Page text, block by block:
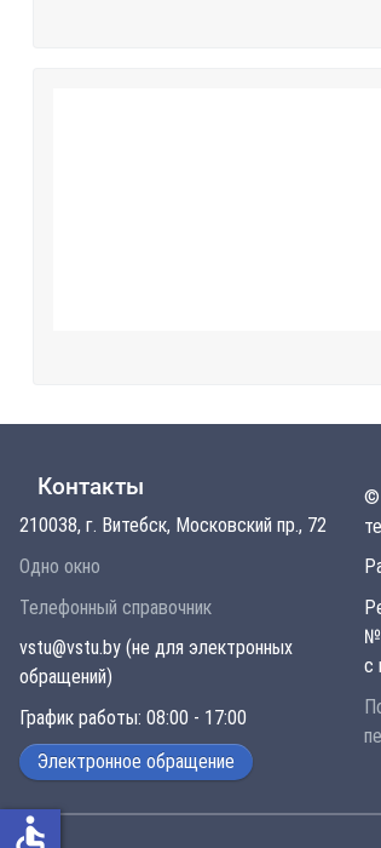
Контакты
210038, г. Витебск, Московский пр., 72
Одно окно
Телефонный справочник
vstu@vstu.by (не для электронных
обращений)
График работы: 08:00 - 17:00
Электронное обращение
©
№
с
accessible